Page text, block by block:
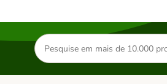
Pesquisar
produtos